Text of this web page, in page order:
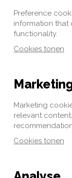
Preference
information that
functionality.
Cookies tonen
Marketing
relevant
Cookies tonen